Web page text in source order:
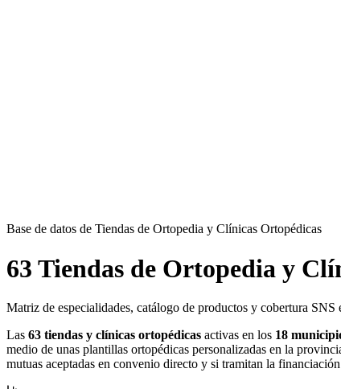
Base de datos de Tiendas de Ortopedia y Clínicas Ortopédicas
63 Tiendas de Ortopedia y
Matriz de especialidades, catálogo de productos y cobertura
Las 63 tiendas y clínicas ortopédicas activas en los 18
medio de unas plantillas ortopédicas personalizadas en la
mutuas aceptadas en convenio directo y si tramitan la